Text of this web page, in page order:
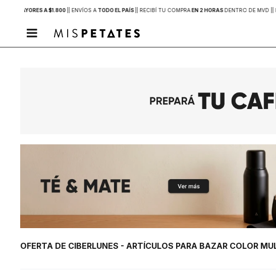
MAYORES A $1.800 | ENVÍOS A TODO EL PAÍS | RECIBÍ TU COMPRAEN 2 HORASDENTRO DE MVD |

OFERTA DE CIBERLUNES - ARTÍCULOS PARA BAZAR COLOR